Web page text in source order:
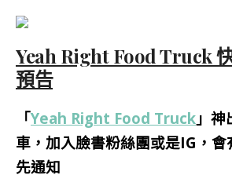
Yeah Right Food Truck
預告
「Yeah Right Food Truck 」
車，加入臉書粉絲團或是IG，
先通知